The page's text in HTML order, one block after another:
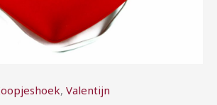
, Valentijn